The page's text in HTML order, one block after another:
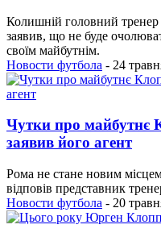
Колишній головний
заявив, що не буде
своїм майбутнім.
Новости футбола - 24
Чутки про майбутнє
заявив його агент
Рома не стане новим
відповів представник
Новости футбола - 20